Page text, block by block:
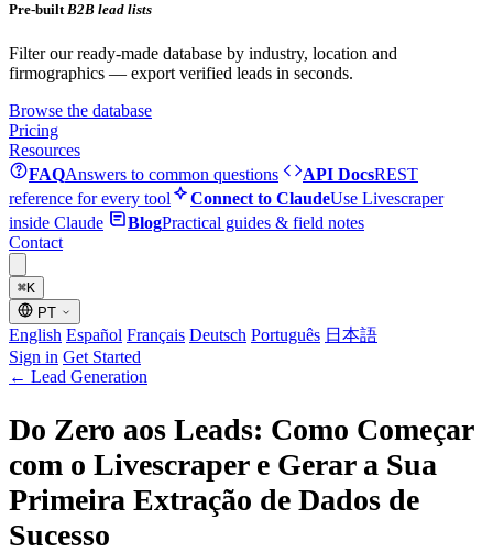
Pre-builtB2B lead lists
Filter our ready-made database by industry, location and
firmographics — export verified leads in seconds.
Browse the database
Pricing
Resources
FAQAnswers to common questions API DocsREST
reference for every tool
Connect to ClaudeUse Livescraper
inside Claude
BlogPractical guides & field notes
Contact
⌘K
PT
English Español Français Deutsch Português 日本語
Sign in Get Started
← Lead Generation
Do Zero aos Leads: Como Começar
com o Livescraper e Gerar a Sua
Primeira Extração de Dados de
Sucesso